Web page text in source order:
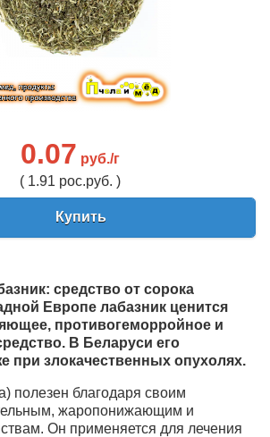
0.07 руб./г
( 1.91 рос.руб. )
Купить
средство от сорока
Европе лабазник ценится
противогеморройное и
В Беларуси его
при злокачественных опухолях.
полезен благодаря своим
жаропонижающим и
Он применяется для лечения